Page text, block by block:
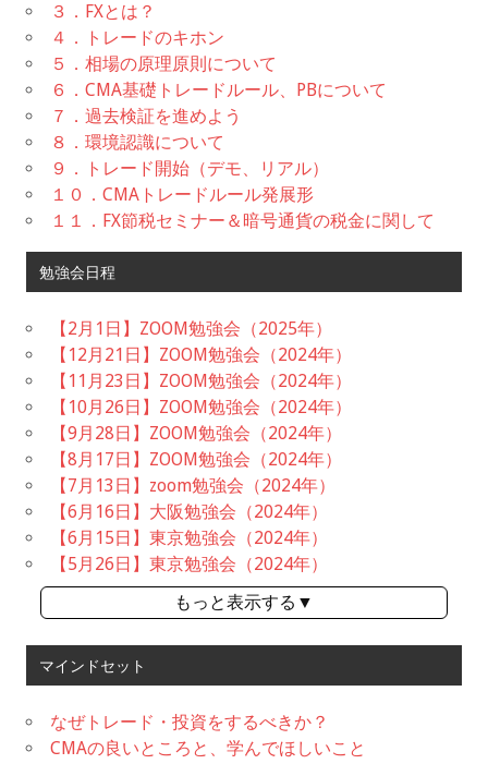
３．FXとは？
４．トレードのキホン
５．相場の原理原則について
６．CMA基礎トレードルール、PBについて
７．過去検証を進めよう
８．環境認識について
９．トレード開始（デモ、リアル）
１０．CMAトレードルール発展形
１１．FX節税セミナー＆暗号通貨の税金に関して
勉強会日程
【2月1日】ZOOM勉強会（2025年）
【12月21日】ZOOM勉強会（2024年）
【11月23日】ZOOM勉強会（2024年）
【10月26日】ZOOM勉強会（2024年）
【9月28日】ZOOM勉強会（2024年）
【8月17日】ZOOM勉強会（2024年）
【7月13日】zoom勉強会（2024年）
【6月16日】大阪勉強会（2024年）
【6月15日】東京勉強会（2024年）
【5月26日】東京勉強会（2024年）
もっと表示する▼
マインドセット
なぜトレード・投資をするべきか？
CMAの良いところと、学んでほしいこと